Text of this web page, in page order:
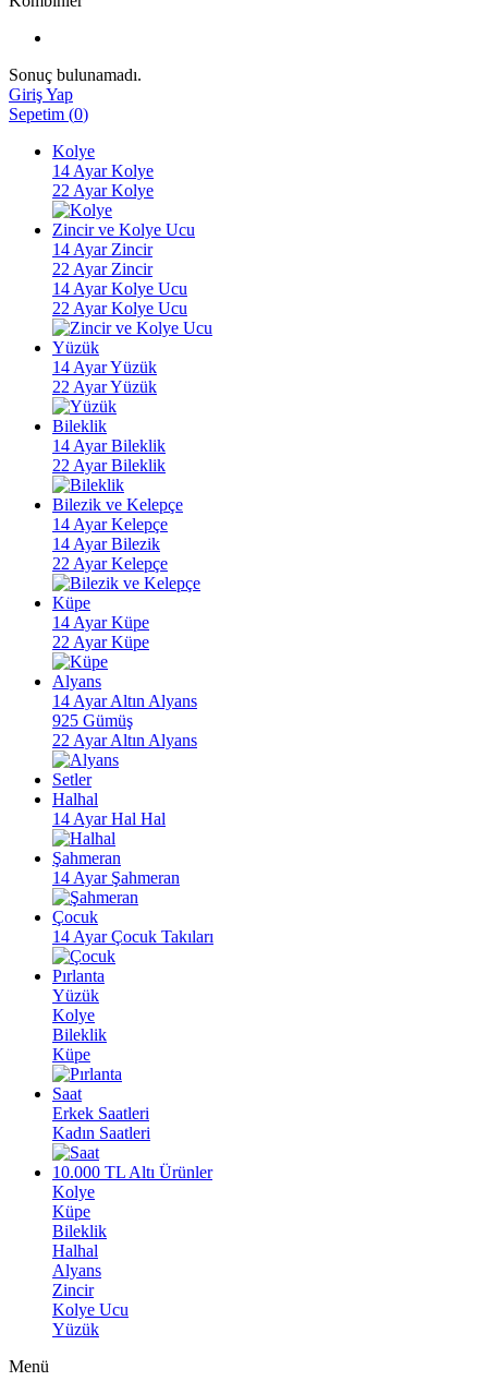
Sonuç bulunamadı.
Giriş Yap
Sepetim (0)
Kolye
14 Ayar Kolye
22 Ayar Kolye
Zincir ve Kolye Ucu
14 Ayar Zincir
22 Ayar Zincir
14 Ayar Kolye Ucu
22 Ayar Kolye Ucu
Yüzük
14 Ayar Yüzük
22 Ayar Yüzük
Bileklik
14 Ayar Bileklik
22 Ayar Bileklik
Bilezik ve Kelepçe
14 Ayar Kelepçe
14 Ayar Bilezik
22 Ayar Kelepçe
Küpe
14 Ayar Küpe
22 Ayar Küpe
Alyans
14 Ayar Altın Alyans
925 Gümüş
22 Ayar Altın Alyans
Setler
Halhal
14 Ayar Hal Hal
Şahmeran
14 Ayar Şahmeran
Çocuk
14 Ayar Çocuk Takıları
Pırlanta
Yüzük
Kolye
Bileklik
Küpe
Saat
Erkek Saatleri
Kadın Saatleri
10.000 TL Altı Ürünler
Kolye
Küpe
Bileklik
Halhal
Alyans
Zincir
Kolye Ucu
Yüzük
Menü